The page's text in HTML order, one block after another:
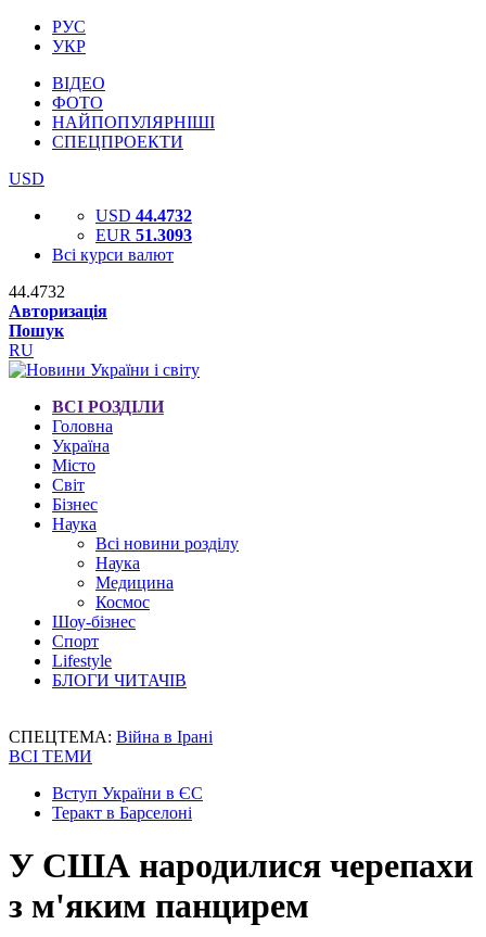
РУС
УКР
ВІДЕО
ФОТО
НАЙПОПУЛЯРНІШІ
СПЕЦПРОЕКТИ
USD
USD 44.4732
EUR 51.3093
Всі курси валют
44.4732
Авторизація
Пошук
RU
ВСІ РОЗДІЛИ
Головна
Україна
Місто
Світ
Бізнес
Наука
Всі новини розділу
Наука
Медицина
Космос
Шоу-бізнес
Спорт
Lifestyle
БЛОГИ ЧИТАЧІВ
СПЕЦТЕМА: Війна в Ірані
ВСІ ТЕМИ
Вступ України в ЄС
Теракт в Барселоні
У США народилися черепахи
з м'яким панцирем